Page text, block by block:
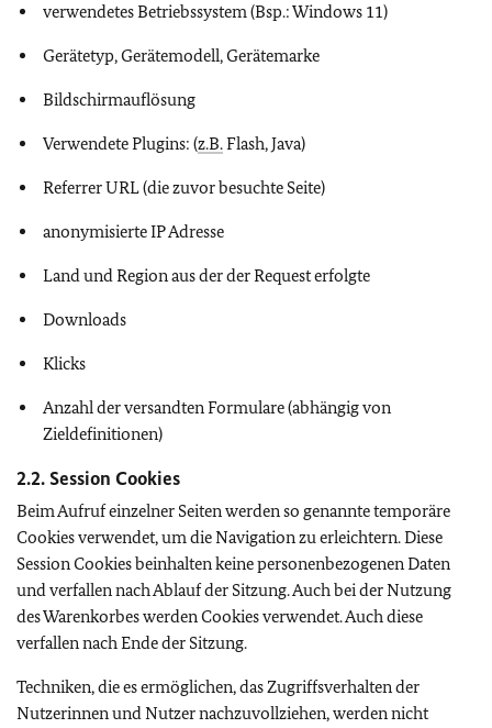
verwendetes Betriebssystem (Bsp.: Windows 11)
Gerätetyp, Gerätemodell, Gerätemarke
Bildschirmauflösung
Verwendete Plugins: (z.B.Flash, Java)
Referrer URL (die zuvor besuchte Seite)
anonymisierte IP Adresse
Land und Region aus der der Request erfolgte
Downloads
Klicks
Anzahl der versandten Formulare (abhängig von
Zieldefinitionen)
2.2. Session Cookies
Beim Aufruf einzelner Seiten werden so genannte temporäre
Cookies verwendet, um die Navigation zu erleichtern. Diese
Session Cookies beinhalten keine personenbezogenen Daten
und verfallen nach Ablauf der Sitzung. Auch bei der Nutzung
des Warenkorbes werden Cookies verwendet. Auch diese
verfallen nach Ende der Sitzung.
Techniken, die es ermöglichen, das Zugriffsverhalten der
Nutzerinnen und Nutzer nachzuvollziehen, werden nicht